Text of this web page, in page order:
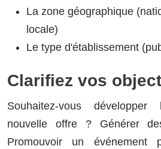
La zone géographique
locale)
Le type d'établissement
Clarifiez vos
Souhaitez-vous
nouvelle offre ? Générer
Promouvoir un événement